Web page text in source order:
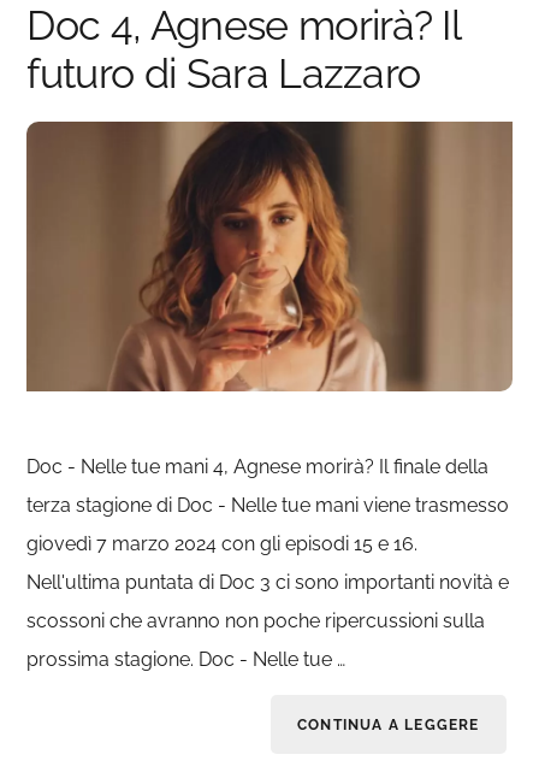
Doc 4, Agnese morirà? Il
futuro di Sara Lazzaro
Doc - Nelle tue mani 4, Agnese morirà? Il finale della
terza stagione di Doc - Nelle tue mani viene trasmesso
giovedì 7 marzo 2024 con gli episodi 15 e 16.
Nell'ultima puntata di Doc 3 ci sono importanti novità e
scossoni che avranno non poche ripercussioni sulla
prossima stagione. Doc - Nelle tue …
CONTINUA A LEGGERE